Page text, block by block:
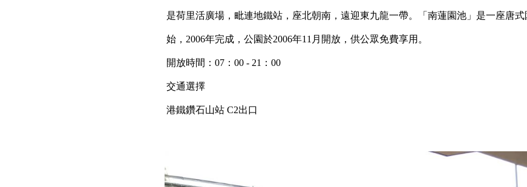
是荷里活廣場，毗連地鐵站，座北朝南，遠迎東九龍一帶。「南蓮園池」是一座唐式
始，2006年完成，公園於2006年11月開放，供公眾免費享用。
開放時間：07：00 - 21：00
交通選擇
港鐵鑽石山站 C2出口